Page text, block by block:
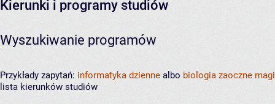
Kierunki i programy studiów
Wyszukiwanie programów
Przykłady zapytań: informatyka dzienne albo biologia zaoczne
lista kierunków studiów